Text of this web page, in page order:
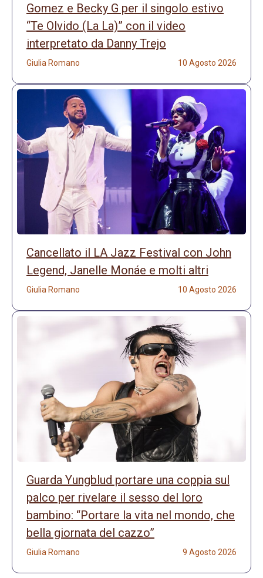
Gomez e Becky G per il singolo estivo
“Te Olvido (La La)” con il video
interpretato da Danny Trejo
Giulia Romano 10 Agosto 2026
Cancellato il LA Jazz Festival con John
Legend, Janelle Monáe e molti altri
Giulia Romano 10 Agosto 2026
Guarda Yungblud portare una coppia sul
palco per rivelare il sesso del loro
bambino: “Portare la vita nel mondo, che
bella giornata del cazzo”
Giulia Romano 9 Agosto 2026